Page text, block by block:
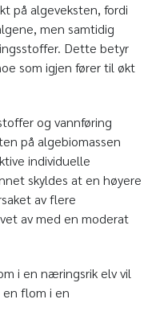
på algeveksten, fordi
men samtidig
Dette betyr
som igjen fører til økt
og vannføring
på algebiomassen
individuelle
skyldes at en høyere
av flere
av med en moderat
i en næringsrik elv vil
en flom i en